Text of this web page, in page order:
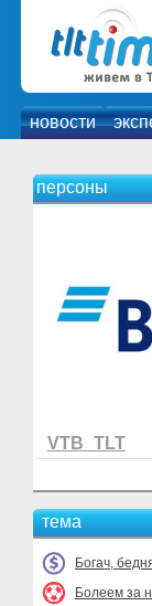
новости
персоны
VTB_TLT
тема
Богач,
Болеем за